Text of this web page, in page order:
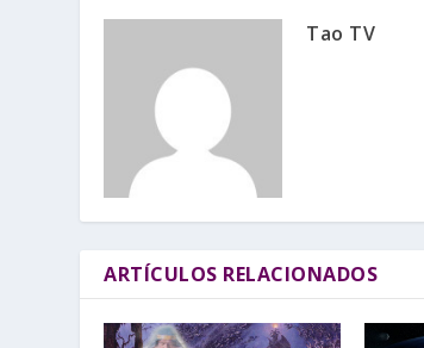
Tao TV
ARTÍCULOS RELACIONADOS